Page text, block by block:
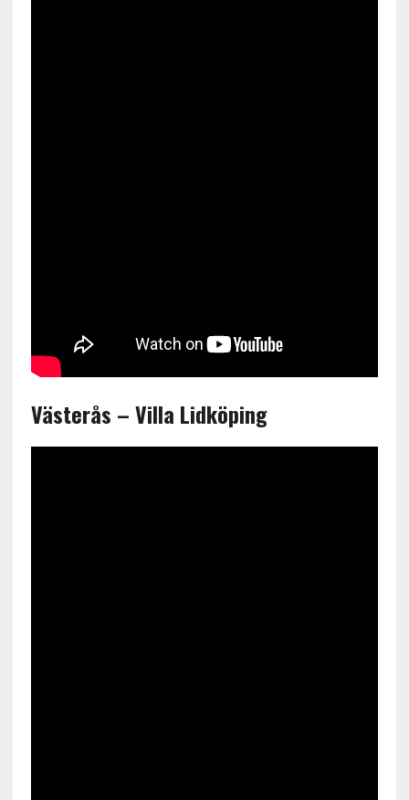
Västerås – Villa Lidköping